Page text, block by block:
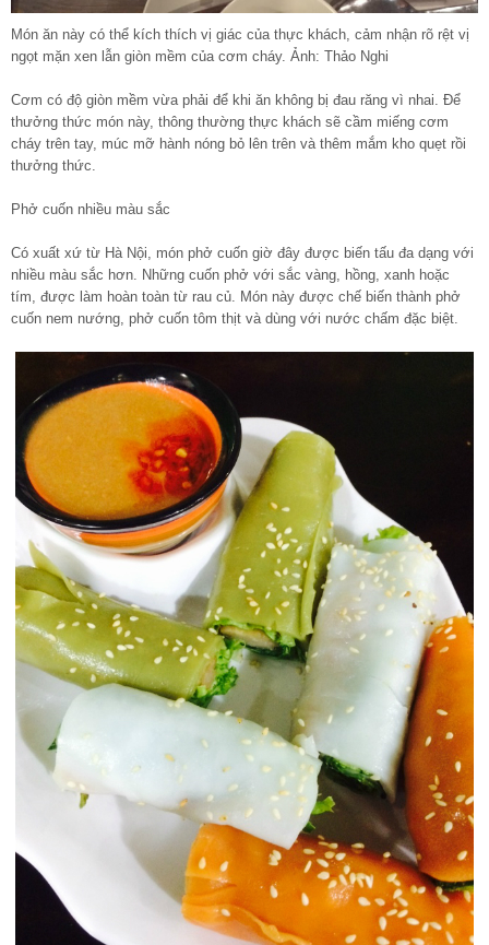
Món ăn này có thể kích thích vị giác của thực khách, cảm nhận rõ rệt vị
ngọt mặn xen lẫn giòn mềm của cơm cháy. Ảnh: Thảo Nghi
Cơm có độ giòn mềm vừa phải để khi ăn không bị đau răng vì nhai. Để
thưởng thức món này, thông thường thực khách sẽ cầm miếng cơm
cháy trên tay, múc mỡ hành nóng bỏ lên trên và thêm mắm kho quẹt rồi
thưởng thức.
Phở cuốn nhiều màu sắc
Có xuất xứ từ Hà Nội, món phở cuốn giờ đây được biến tấu đa dạng với
nhiều màu sắc hơn. Những cuốn phở với sắc vàng, hồng, xanh hoặc
tím, được làm hoàn toàn từ rau củ. Món này được chế biến thành phở
cuốn nem nướng, phở cuốn tôm thịt và dùng với nước chấm đặc biệt.